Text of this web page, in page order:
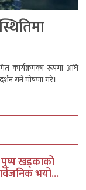
कार्यक्रमका रूपमा अघि
गर्ने घोषणा गरे।
पुष्प खड्काको
भयो...